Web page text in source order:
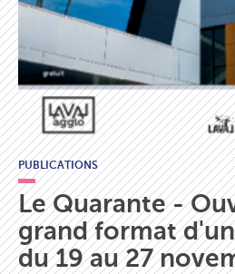
PUBLICATIONS
Le Quarante -
grand format
du 19 au 27